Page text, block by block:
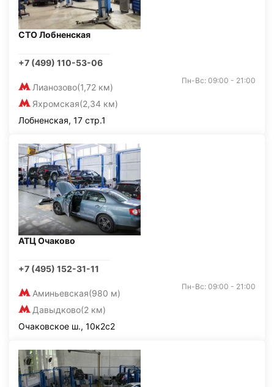
СТО Лобненская
+7 (499) 110-53-06
Лианозово(1,72 км)
Яхромская(2,34 км)
Пн-Вс: 09:00 - 21:00
Лобненская, 17 стр.1
АТЦ Очаково
+7 (495) 152-31-11
Аминьевская(980 м)
Давыдково(2 км)
Пн-Вс: 09:00 - 21:00
Очаковское ш., 10к2с2